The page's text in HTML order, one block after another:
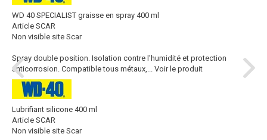
WD 40 SPECIALIST graisse en spray 400 ml
Article SCAR
Non visible site Scar
Spray double position. Isolation contre l'humidité et protection
anticorrosion. Compatible tous métaux,...
Voir le produit
Lubrifiant silicone 400 ml
Article SCAR
Non visible site Scar